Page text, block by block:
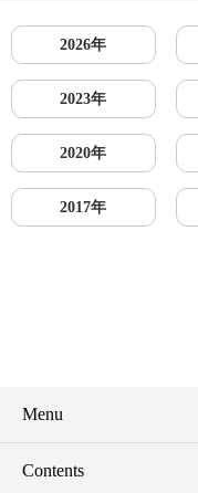
2026年
2023年
2020年
2017年
Menu
Contents